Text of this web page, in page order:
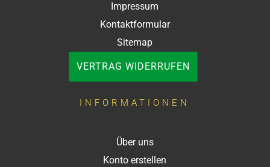
Impressum
Kontaktformular
Sitemap
VERTRAG WIDERRUFEN
INFORMATIONEN
Über uns
Konto erstellen